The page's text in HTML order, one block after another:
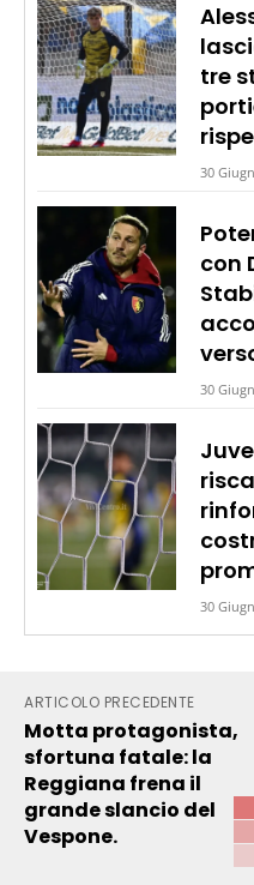
tre
30
con
30
30
ARTICOLO PRECEDENTE
Motta protagonista,
sfortuna fatale: la
Reggiana frena il
grande slancio del
Vespone.